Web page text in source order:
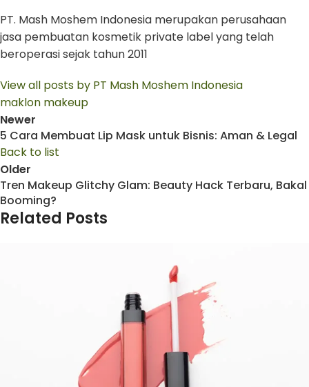
PT. Mash Moshem Indonesia merupakan perusahaan
jasa pembuatan kosmetik private label yang telah
beroperasi sejak tahun 2011
View all posts by PT Mash Moshem Indonesia
maklon makeup
Newer
5 Cara Membuat Lip Mask untuk Bisnis: Aman & Legal
Back to list
Older
Tren Makeup Glitchy Glam: Beauty Hack Terbaru, Bakal
Booming?
Related Posts